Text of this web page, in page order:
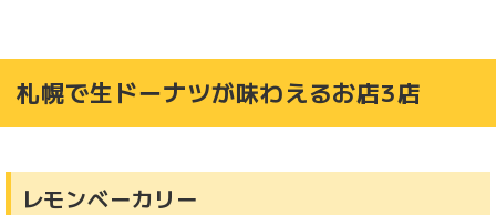
札幌で生ドーナツが味わえるお店3店
レモンベーカリー